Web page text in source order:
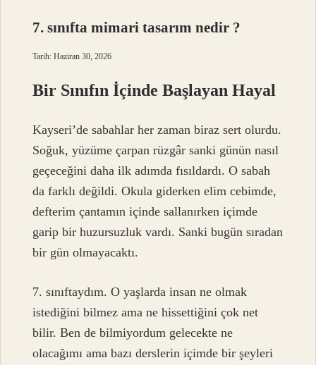
7. sınıfta mimari tasarım nedir ?
Tarih: Haziran 30, 2026
Bir Sınıfın İçinde Başlayan Hayal
Kayseri’de sabahlar her zaman biraz sert olurdu.
Soğuk, yüzüme çarpan rüzgâr sanki günün nasıl
geçeceğini daha ilk adımda fısıldardı. O sabah
da farklı değildi. Okula giderken elim cebimde,
defterim çantamın içinde sallanırken içimde
garip bir huzursuzluk vardı. Sanki bugün sıradan
bir gün olmayacaktı.
7. sınıftaydım. O yaşlarda insan ne olmak
istediğini bilmez ama ne hissettiğini çok net
bilir. Ben de bilmiyordum gelecekte ne
olacağımı ama bazı derslerin içimde bir şeyleri